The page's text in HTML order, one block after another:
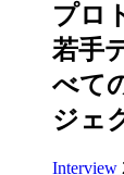
プロ
若手
べて
ジェ
Interview